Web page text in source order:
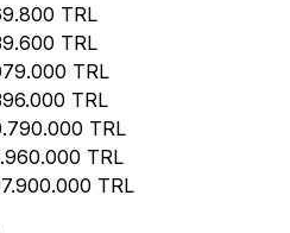
TRL
TRL
TRL
TRL
TRL
TRL
TRL